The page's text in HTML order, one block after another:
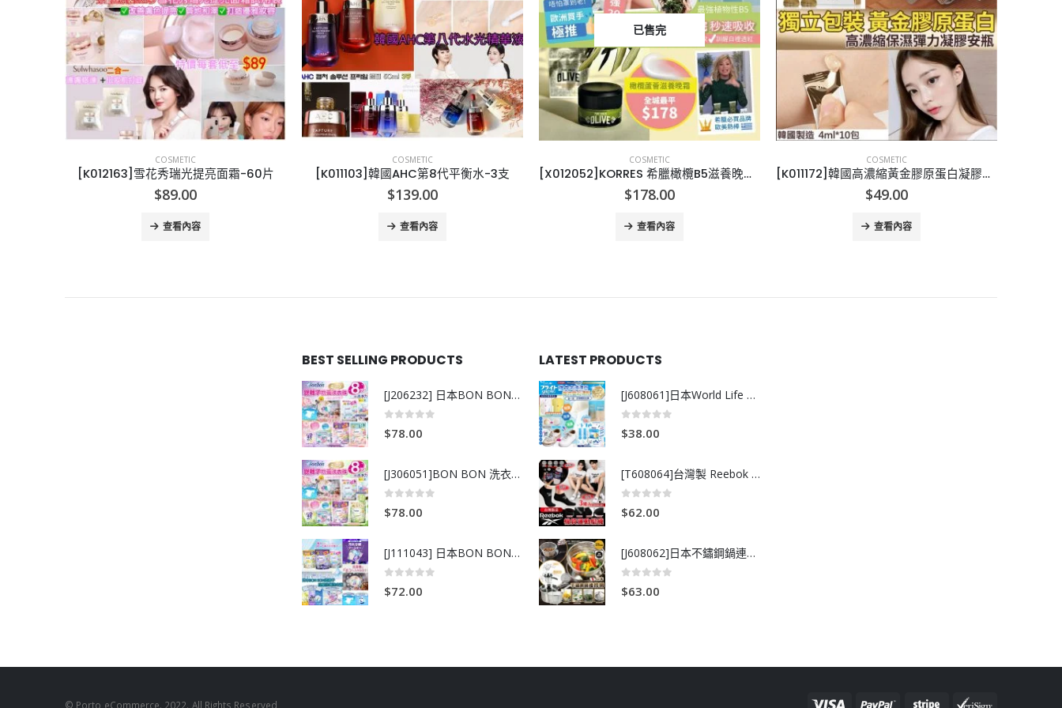
COSMETIC
[K012163]雪花秀瑞光提亮面霜-60片
$89.00
查看內容
COSMETIC
[K011103]韓國AHC第8代平衡水-3支
$139.00
查看內容
已售完
COSMETIC
[X012052]KORRES 希臘橄欖B5滋養晚霜40ml
$178.00
查看內容
COSMETIC
[K011172]韓國高濃縮黃金膠原蛋白凝膠安瓶(4ml*10條)
$49.00
查看內容
BEST SELLING PRODUCTS
[J206232] 日本BON BON銀離子抗菌啫喱洗衣珠 (80粒)
$78.00
[J306051]BON BON 洗衣珠-牧場+爽+玫瑰葡萄-80粒
$78.00
[J111043] 日本BON BON銀離子抗菌啫喱洗衣珠 (80粒)
$72.00
LATEST PRODUCTS
[J608061]日本World Life 力去漬彩漂粉 20g *15包
$38.00
[T608064]台灣製 Reebok 棉質運動船襪 （3入組）
$62.00
[J608062]日本不鏽鋼鍋連撈網 18cm
$63.00
© Porto eCommerce. 2022. All Rights Reserved